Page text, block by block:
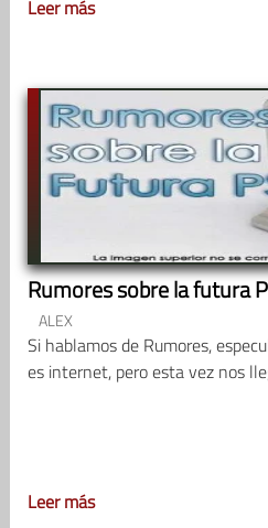
Leer más
Rumores sobre la futura
ALEX
Si hablamos de Rumores,
es internet, pero esta vez nos
Leer más